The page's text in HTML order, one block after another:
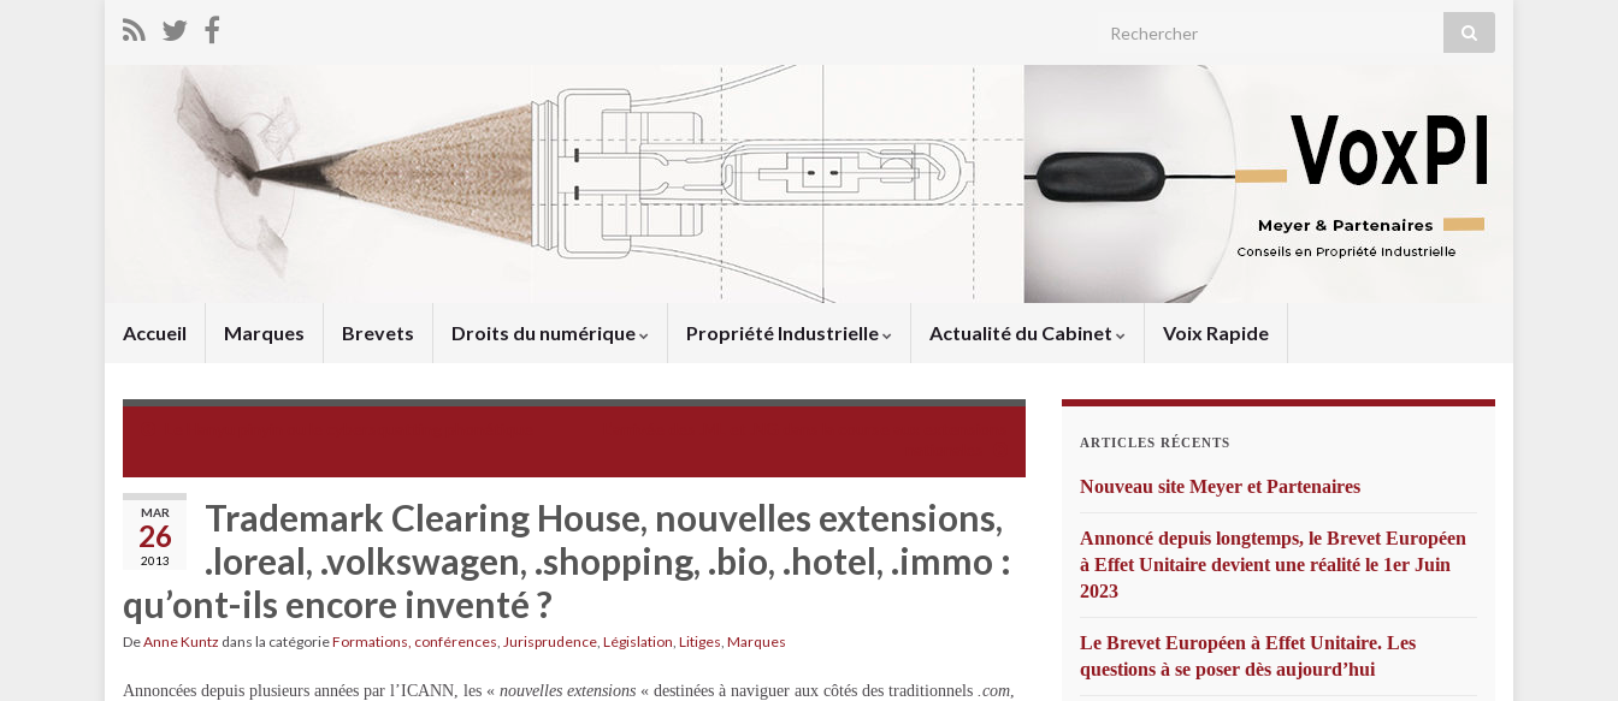
Search for:
Accueil Marques Brevets Droits du numérique Propriété Industrielle Actualité du Cabinet Voix Rapide
MAR
26
2013
Trademark Clearing House, nouvelles extensions,
.loreal, .volkswagen, .shopping, .bio, .hotel, .immo :
qu’ont-ils encore inventé ?
DeAnne Kuntz dans la catégorieFormations, conférences, Jurisprudence, Législation, Litiges, Marques
Annoncées depuis plusieurs années par l’ICANN, les « nouvelles extensions « destinées à naviguer aux côtés des traditionnels .com,
ARTICLES RÉCENTS
Nouveau site Meyer et Partenaires
Annoncé depuis longtemps, le Brevet Européen
à Effet Unitaire devient une réalité le 1er Juin
2023
Le Brevet Européen à Effet Unitaire. Les
questions à se poser dès aujourd’hui